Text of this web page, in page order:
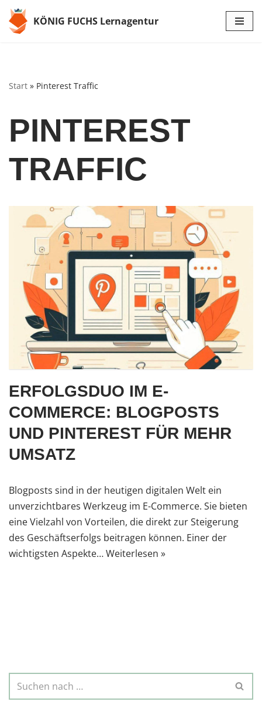
Zum
KÖNIG FUCHS Lernagentur
Start » Pinterest Traffic
PINTEREST
TRAFFIC
ERFOLGSDUO IM E-
COMMERCE: BLOGPOSTS
UND PINTEREST FÜR MEHR
UMSATZ
Blogposts sind in der heutigen digitalen Welt ein
unverzichtbares Werkzeug im E-Commerce. Sie bieten
eine Vielzahl von Vorteilen, die direkt zur Steigerung
des Geschäftserfolgs beitragen können. Einer der
wichtigsten Aspekte…Weiterlesen »